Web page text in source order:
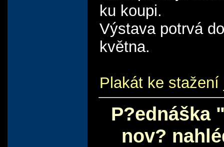
ku koupi.
Výstava potrvá
května.
Plakát ke stažení
P?ednáška
nov?